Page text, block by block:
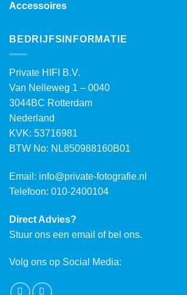
Accessoires
BEDRIJFSINFORMATIE
Private HIFI B.V.
Van Nelleweg 1 – 0040
3044BC Rotterdam
Nederland
KVK: 53716981
BTW No: NL850988160B01
Email: info@private-fotografie.nl
Telefoon: 010-2400104
Direct Advies?
Stuur ons een email of bel ons.
Volg ons op Social Media: